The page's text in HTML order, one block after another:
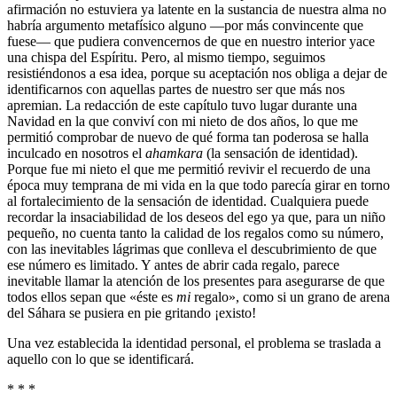
afirmación no estuviera ya latente en la sustancia de nuestra alma no
habría argumento metafísico alguno —por más convincente que
fuese— que pudiera convencernos de que en nuestro interior yace
una chispa del Espíritu. Pero, al mismo tiempo, seguimos
resistiéndonos a esa idea, porque su aceptación nos obliga a dejar de
identificarnos con aquellas partes de nuestro ser que más nos
apremian. La redacción de este capítulo tuvo lugar durante una
Navidad en la que conviví con mi nieto de dos años, lo que me
permitió comprobar de nuevo de qué forma tan poderosa se halla
inculcado en nosotros el ahamkara (la sensación de identidad).
Porque fue mi nieto el que me permitió revivir el recuerdo de una
época muy temprana de mi vida en la que todo parecía girar en torno
al fortalecimiento de la sensación de identidad. Cualquiera puede
recordar la insaciabilidad de los deseos del ego ya que, para un niño
pequeño, no cuenta tanto la calidad de los regalos como su número,
con las inevitables lágrimas que conlleva el descubrimiento de que
ese número es limitado. Y antes de abrir cada regalo, parece
inevitable llamar la atención de los presentes para asegurarse de que
todos ellos sepan que «éste es mi regalo», como si un grano de arena
del Sáhara se pusiera en pie gritando ¡existo!
Una vez establecida la identidad personal, el problema se traslada a
aquello con lo que se identificará.
* * *